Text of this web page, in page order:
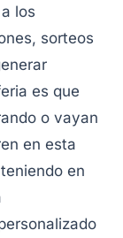
los
sorteos
es que
o vayan
en esta
en